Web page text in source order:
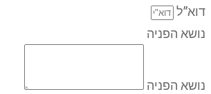
דוא”ל
נושא הפניה
נושא הפניה